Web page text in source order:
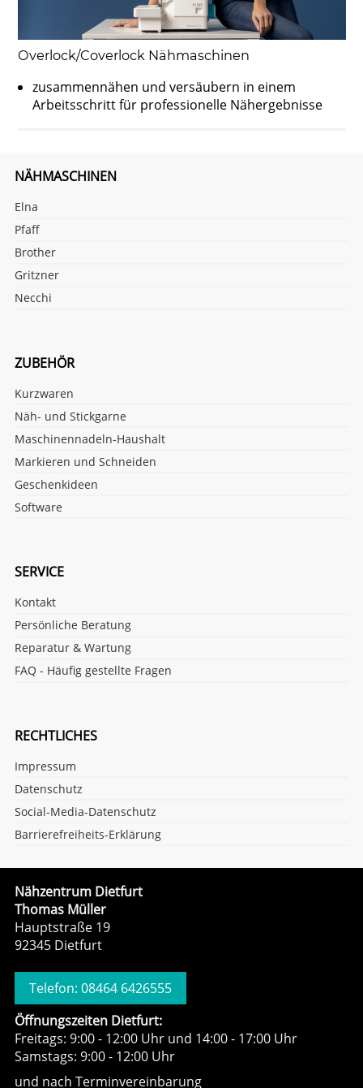
Overlock/Coverlock Nähmaschinen
zusammennähen und versäubern in einem
Arbeitsschritt für professionelle Nähergebnisse
NÄHMASCHINEN
Elna
Pfaff
Brother
Gritzner
Necchi
ZUBEHÖR
Kurzwaren
Näh- und Stickgarne
Maschinennadeln-Haushalt
Markieren und Schneiden
Geschenkideen
Software
SERVICE
Kontakt
Persönliche Beratung
Reparatur & Wartung
FAQ - Häufig gestellte Fragen
RECHTLICHES
Impressum
Datenschutz
Social-Media-Datenschutz
Barrierefreiheits-Erklärung
Nähzentrum Dietfurt
Thomas Müller
Hauptstraße 19
92345 Dietfurt
Telefon: 08464 6426555
Öffnungszeiten Dietfurt:
Freitags: 9:00 - 12:00 Uhr und 14:00 - 17:00 Uhr
Samstags: 9:00 - 12:00 Uhr
und nach Terminvereinbarung